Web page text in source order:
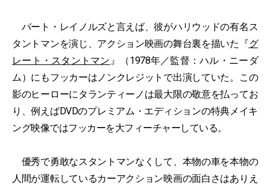
バート・レイノルズと言えば、彼がハリウッドの有名ス
タントマンを演じ、アクション映画の舞台裏を描いた『グ
レート・スタントマン 』（1978年／監督：ハル・ニーダ
ム）にもフッカーはノンクレジットで出演していた。この
影のヒーローにタランティーノは最大限の敬意を払ってお
り、例えばDVDのプレミアム・エディションの特典メイキ
ング映像ではフッカーを大フィーチャーしている。
優秀で勇敢なスタントマンなくして、本物の車を本物の
人間が運転しているカーアクション映画の面白さはありえ